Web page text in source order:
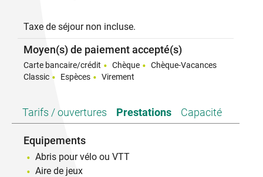
Taxe de séjour non incluse.
Moyen(s) de paiement accepté(s)
Carte bancaire/crédit Chèque
Chèque-Vacances
Classic
Espèces Virement
Tarifs / ouvertures Prestations Capacité
Equipements
Abris pour vélo ou VTT
Aire de jeux